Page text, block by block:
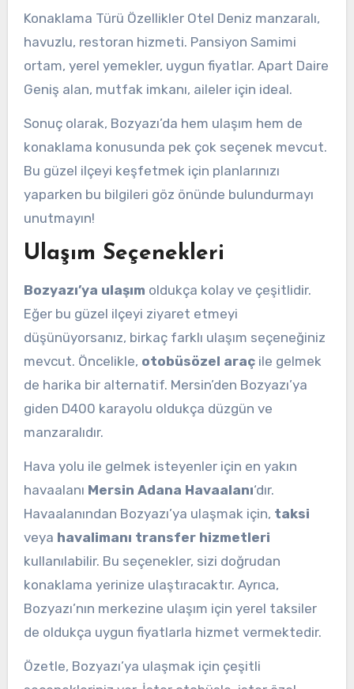
Konaklama Türü Özellikler Otel Deniz manzaralı,
havuzlu, restoran hizmeti. Pansiyon Samimi
ortam, yerel yemekler, uygun fiyatlar. Apart Daire
Geniş alan, mutfak imkanı, aileler için ideal.
Sonuç olarak, Bozyazı’da hem ulaşım hem de
konaklama konusunda pek çok seçenek mevcut.
Bu güzel ilçeyi keşfetmek için planlarınızı
yaparken bu bilgileri göz önünde bulundurmayı
unutmayın!
Ulaşım Seçenekleri
Bozyazı’ya ulaşım oldukça kolay ve çeşitlidir.
Eğer bu güzel ilçeyi ziyaret etmeyi
düşünüyorsanız, birkaç farklı ulaşım seçeneğiniz
mevcut. Öncelikle, otobüsözel araçile gelmek
de harika bir alternatif. Mersin’den Bozyazı’ya
giden D400 karayolu oldukça düzgün ve
manzaralıdır.
Hava yolu ile gelmek isteyenler için en yakın
havaalanı Mersin Adana Havaalanı‘dır.
Havaalanından Bozyazı’ya ulaşmak için, taksi
veya havalimanı transfer hizmetleri
kullanılabilir. Bu seçenekler, sizi doğrudan
konaklama yerinize ulaştıracaktır. Ayrıca,
Bozyazı’nın merkezine ulaşım için yerel taksiler
de oldukça uygun fiyatlarla hizmet vermektedir.
Özetle, Bozyazı’ya ulaşmak için çeşitli